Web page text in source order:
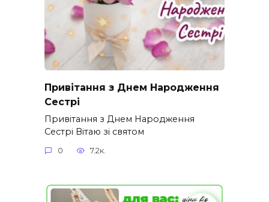
Привітання з Днем Народження
Сестрі
Привітання з Днем Народження
Сестрі Вітаю зі святом
0 7.2к.